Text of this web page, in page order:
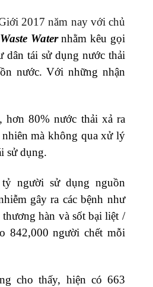
2017 năm nay với chủ
Waternhằm kêu gọi
dân tái sử dụng nước thải
nước. Với những nhận
hơn 80% nước thải xả ra
mà không qua xử lý
sử dụng.
người sử dụng nguồn
gây ra các bệnh như
hàn và sốt bại liệt /
842,000 người chết mỗi
cho thấy, hiện có 663